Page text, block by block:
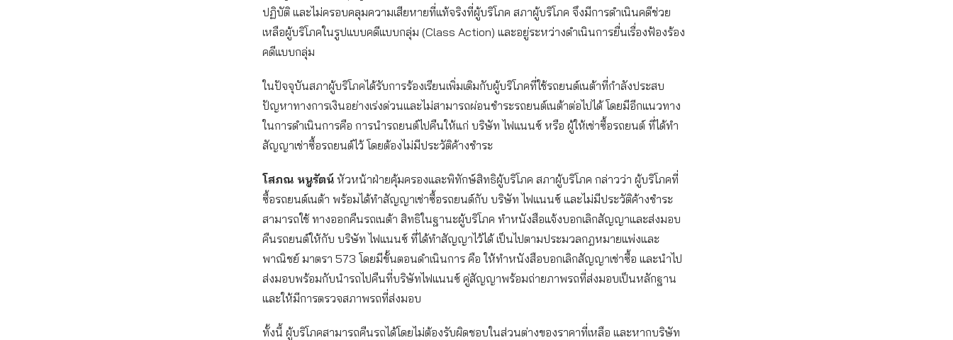
ปฏิบัติ และไม่ครอบคลุมความเสียหายที่แท้จริงที่ผู้บริโภค สภาผู้บริโภค จึงมีการดำเนินคดีช่วย
เหลือผู้บริโภคในรูปแบบคดีแบบกลุ่ม (Class Action) และอยู่ระหว่างดำเนินการยื่นเรื่องฟ้องร้อง
คดีแบบกลุ่ม
ในปัจจุบันสภาผู้บริโภคได้รับการร้องเรียนเพิ่มเติมกับผู้บริโภคที่ใช้รถยนต์เนต้าที่กำลังประสบ
ปัญหาทางการเงินอย่างเร่งด่วนและไม่สามารถผ่อนชำระรถยนต์เนต้าต่อไปได้ โดยมีอีกแนวทาง
ในการดำเนินการคือ การนำรถยนต์ไปคืนให้แก่ บริษัท ไฟแนนซ์ หรือ ผู้ให้เช่าซื้อรถยนต์ ที่ได้ทำ
สัญญาเช่าซื้อรถยนต์ไว้ โดยต้องไม่มีประวัติค้างชำระ
โสภณ หนูรัตน์ หัวหน้าฝ่ายคุ้มครองและพิทักษ์สิทธิผู้บริโภค สภาผู้บริโภค กล่าวว่า ผู้บริโภคที่
ซื้อรถยนต์เนต้า พร้อมได้ทำสัญญาเช่าซื้อรถยนต์กับ บริษัท ไฟแนนซ์ และไม่มีประวัติค้างชำระ
สามารถใช้ ทางออกคืนรถเนต้า สิทธิในฐานะผู้บริโภค ทำหนังสือแจ้งบอกเลิกสัญญาและส่งมอบ
คืนรถยนต์ให้กับ บริษัท ไฟแนนซ์ ที่ได้ทำสัญญาไว้ได้ เป็นไปตามประมวลกฎหมายแพ่งและ
พาณิชย์ มาตรา 573 โดยมีขั้นตอนดำเนินการ คือ ให้ทำหนังสือบอกเลิกสัญญาเช่าซื้อ และนำไป
ส่งมอบพร้อมกับนำรถไปคืนที่บริษัทไฟแนนซ์ คู่สัญญาพร้อมถ่ายภาพรถที่ส่งมอบเป็นหลักฐาน
และให้มีการตรวจสภาพรถที่ส่งมอบ
ทั้งนี้ ผู้บริโภคสามารถคืนรถได้โดยไม่ต้องรับผิดชอบในส่วนต่างของราคาที่เหลือ และหากบริษัท